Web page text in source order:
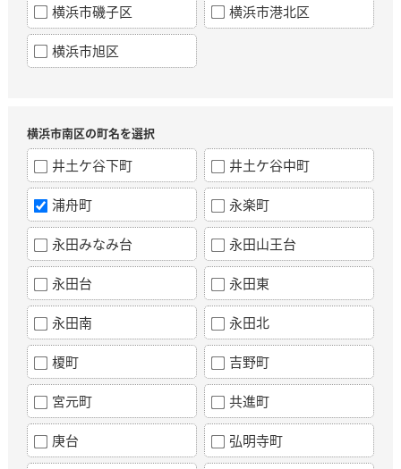
横浜市磯子区 横浜市港北区
横浜市旭区
横浜市南区の町名を選択
井土ケ谷下町 井土ケ谷中町
浦舟町 永楽町
永田みなみ台 永田山王台
永田台 永田東
永田南 永田北
榎町 吉野町
宮元町 共進町
庚台 弘明寺町